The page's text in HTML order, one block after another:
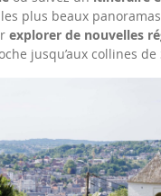
plus beaux
explorer de nouvelles
jusqu’aux collines de